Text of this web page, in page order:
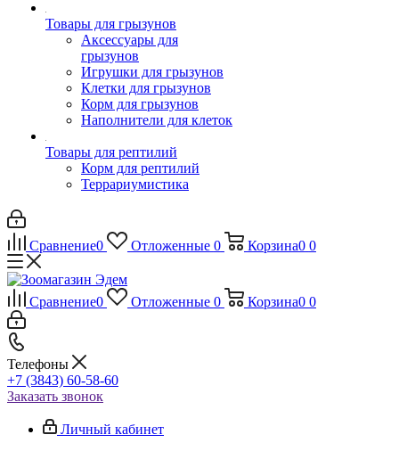
Товары для грызунов
Аксессуары для
грызунов
Игрушки для грызунов
Клетки для грызунов
Корм для грызунов
Наполнители для клеток
Товары для рептилий
Корм для рептилий
Террариумистика
Сравнение0 Отложенные 0 Корзина0 0
Сравнение0 Отложенные 0 Корзина0 0
Телефоны
+7 (3843) 60-58-60
Заказать звонок
Личный кабинет